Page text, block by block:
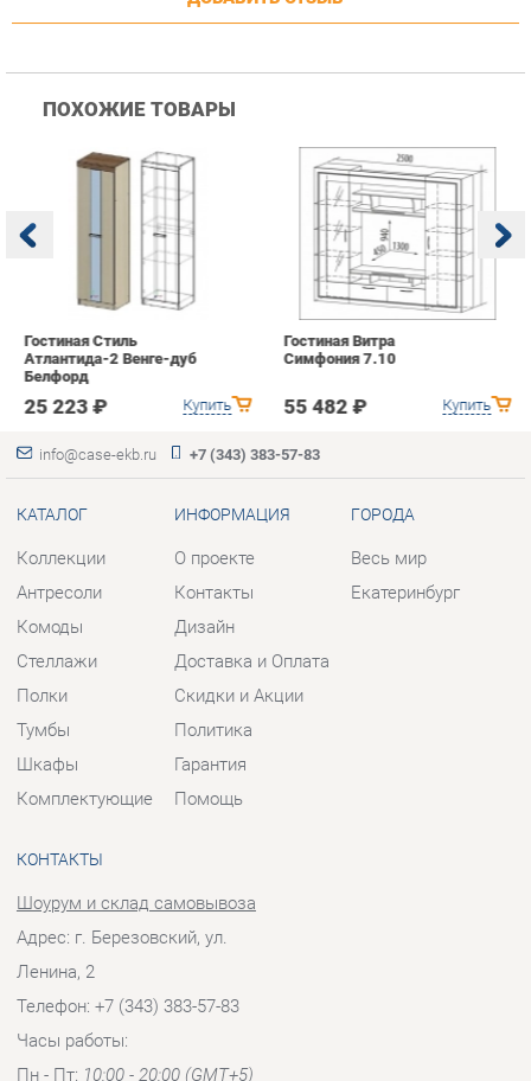
Купить
Гостиная Стиль
Атлантида-2 Венге-дуб
Белфорд
Купить
Гостиная Витра
Симфония 7.10
55 482 ₽
info@case-ekb.ru +7 (343) 383-57-83
КАТАЛОГ
Коллекции
Антресоли
Комоды
Стеллажи
Шкафы
Комплектующие
ИНФОРМАЦИЯ
О проекте
Контакты
Дизайн
Доставка и Оплата
Политика
Помощь
ГОРОДА
Весь мир
КОНТАКТЫ
Шоурум и склад самовывоза
Адрес: г. Березовский, ул.
Ленина, 2
Часы работы:
Пн - Пт:10:00 - 20:00 (GMT+5)
Отправить сообщение
© 2009-2026 Корпусная мебель Екатеринбург